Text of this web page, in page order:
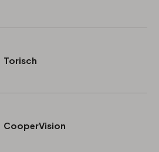
Torisch
CooperVision